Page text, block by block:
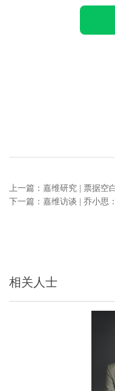
相关人士